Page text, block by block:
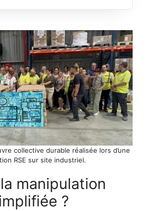
collective durable réalisée lors d’une
RSE sur site industriel.
manipulation
?